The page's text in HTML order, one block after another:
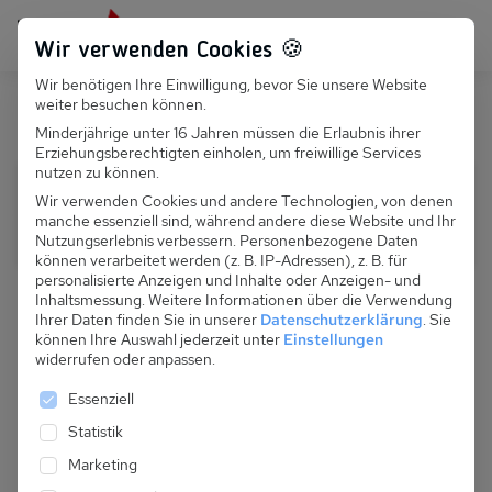
Persönlich für dich da: +49 251 899 050
Suchfeld
Suchen
Anreise und Abreise
Gäste
Filter anzeigen
Stichwortsuche
Ort,
Land
Ort, Region, Land
Wir verwenden Cookies 🍪
Wir benötigen Ihre Einwilligung, bevor Sie unsere Website
weiter besuchen können.
Minderjährige unter 16 Jahren müssen die Erlaubnis ihrer
Erziehungsberechtigten einholen, um freiwillige Services
nutzen zu können.
Wir verwenden Cookies und andere Technologien, von denen
manche essenziell sind, während andere diese Website und Ihr
Nutzungserlebnis verbessern. Personenbezogene Daten
können verarbeitet werden (z. B. IP-Adressen), z. B. für
personalisierte Anzeigen und Inhalte oder Anzeigen- und
Inhaltsmessung. Weitere Informationen über die Verwendung
Ihrer Daten finden Sie in unserer Datenschutzerklärung. Sie
können Ihre Auswahl jederzeit unter Einstellungen
widerrufen oder anpassen.
Es folgt eine Liste der Service-Gruppen, für die
Essenziell
Statistik
Marketing